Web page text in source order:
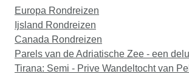
Europa Rondreizen
Ijsland Rondreizen
Canada Rondreizen
Parels van de Adriatische Zee - een
Tirana: Semi - Prive Wandeltocht van